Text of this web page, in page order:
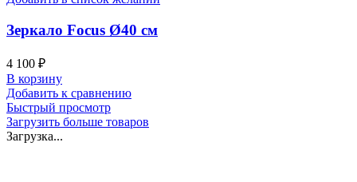
Зеркало Focus Ø40 см
4 100 ₽
В корзину
Добавить к сравнению
Быстрый просмотр
Загрузить больше товаров
Загрузка...